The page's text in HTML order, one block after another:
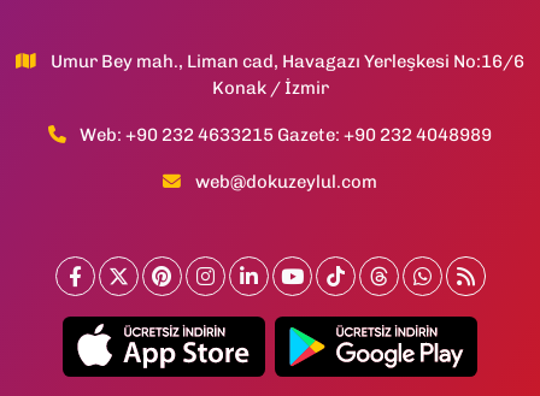
Umur Bey mah., Liman cad, Havagazı Yerleşkesi No:16/6
Konak / İzmir
Web: +90 232 4633215 Gazete: +90 232 4048989
web@dokuzeylul.com